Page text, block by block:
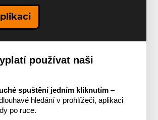
používat naši
spuštění jedním kliknutím –
hledání v prohlížeči, aplikaci
po ruce.